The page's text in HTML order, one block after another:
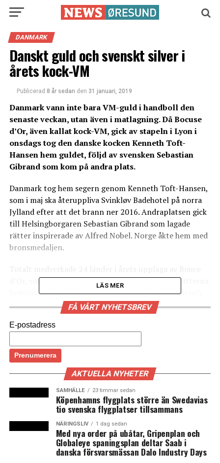
DANMARK
Danskt guld och svenskt silver i
årets kock-VM
Publicerad 8 år sedan den 31 januari, 2019
Danmark vann inte bara VM-guld i handboll den
senaste veckan, utan även i matlagning. Då Bocuse
d’Or, även kallat kock-VM, gick av stapeln i Lyon i
onsdags tog den danske kocken Kenneth Toft-
Hansen hem guldet, följd av svensken Sebastian
Gibrand som kom på andra plats.
Danmark tog hem segern genom Kenneth Toft-Hansen,
som i maj ska återuppliva Svinkløv Badehotel på norra
Jylland efter att det brann ner 2016. Andraplatsen gick
till Helsingborgaren Sebastian Gibrand som lagade
rätter inspirerade av Alfred Nobel. Norge åkte hem med
bronsmedaljen.
d’Or, som är en tävling i fransk matlagning där rätterna
bedöms på smak, teknik, presentation, innovation och
design.
(News Øresund)
LÄS OCKSÅ:
50 000 danskar vill att Danmark inför en klimatlag
Danmark avsätter mer resurser till försvaret efter press
från Trump
LÄS MER
FÅ VÅRT NYHETSBREV
E-postadress
AKTUELLA NYHETER
SAMHÄLLE 23 timmar sedan
Köpenhamns flygplats större än Swedavias
tio svenska flygplatser tillsammans
NÄRINGSLIV 1 dag sedan
Med nya order på ubåtar, Gripenplan och
Globaleye spaningsplan deltar Saab i
danska försvarsmässan Dalo Industry Days